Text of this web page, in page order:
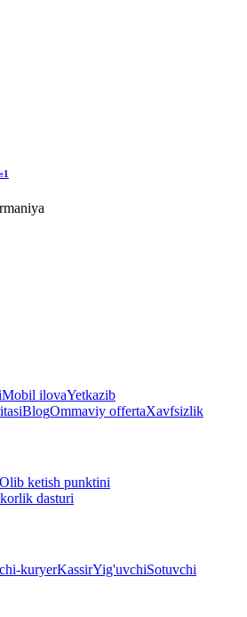
Mobil ilovaYetkazib
BlogOmmaviy offertaXavfsizlik
Olib ketish punktini
dasturi
kuryerKassirYig'uvchiSotuvchi